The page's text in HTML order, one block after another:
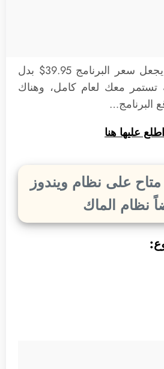
هذا الكوبون سوف يجعل سعر البرنامج 39.95$ بدل
تستمر معك لعام كامل، وهناك
البرنامج…
اطلع عليها هنا
متاح على نظام ويندوز
نظام الماك